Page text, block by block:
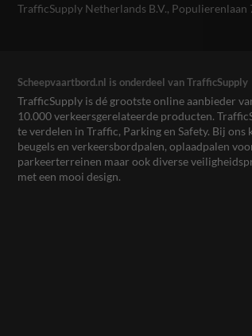
TrafficSupply Netherlands B.V., Populierenlaan
Scheepvaartbord.nl is onderdeel van TrafficSupply
TrafficSupply is dé grootste online aanbieder
10.000 verkeersgerelateerde producten.
te verdelen in Traffic, Parking en Safety. Bij
beugels en verkeersbordpalen, oplaadpalen
parkeerterreinen maar ook diverse
met een mooi design.